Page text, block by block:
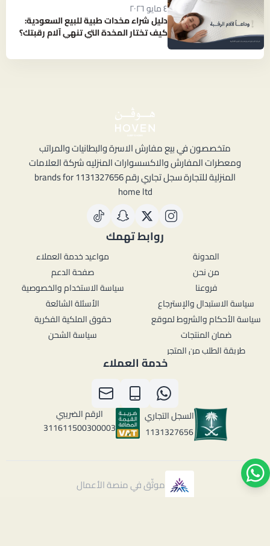
٤ مايو ٢٠٢٦
دليل شراء مخدات طبية للبيع السعودية:
كيف تختار المخدة التي تنهي آلام رقبتك؟
متخصصون في بيع مفارش الاسرة والبطانيات والمراتب
ومعطرات المفارش والاكسسوارات المنزليه شركة العلامات
المنزلية للتجارة سجل تجاري رقم 1131327656 brands for
home ltd
روابط تهمك
المدونة
من نحن
فروعنا
سياسة الاستبدال والإسترجاع
سياسة الأحكام والشروط لموقع
ضمان المنتجات
طريقة الطلب من المتجر
مواعيد خدمة العملاء
صفحة الدعم
سياسة الاستخدام والخصوصية
الأسئلة الشائعة
حقوق الملكية الفكرية
سياسة الشحن
خدمة العملاء
السجل التجاري
1131327656
الرقم الضريبي
311611500300003
موثّق في منصة الأعمال